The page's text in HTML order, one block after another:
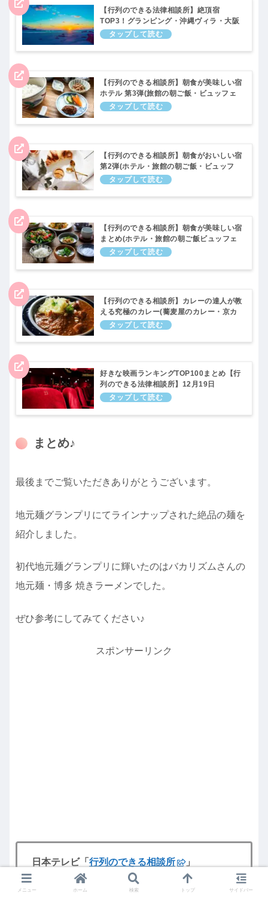
【行列のできる法律相談所】絶頂宿
TOP3！グランピング・沖縄ヴィラ・大阪
ホテル！一度は泊まりたい宿まとめ。11
【行列のできる相談所】朝食が美味しい宿
ホテル 第3弾(旅館の朝ご飯・ビュッフェ
など)10月9日
【行列のできる相談所】朝食がおいしい宿
第2弾(ホテル・旅館の朝ご飯・ビュッフ
ェ)8月7日
【行列のできる相談所】朝食が美味しい宿
まとめ(ホテル・旅館の朝ご飯ビュッフェ
など)5月29日
【行列のできる相談所】カレーの達人が教
える究極のカレー(蕎麦屋のカレー・京カ
レー・鴨出汁・薬膳など)11月6日
好きな映画ランキングTOP100まとめ【行
列のできる法律相談所】12月19日
まとめ♪
最後までご覧いただきありがとうございます。
地元麺グランプリにてラインナップされた絶品の麺を
紹介しました。
初代地元麺グランプリに輝いたのはバカリズムさんの
地元麺・博多 焼きラーメンでした。
ぜひ参考にしてみてください♪
スポンサーリンク
日本テレビ「 行列のできる相談所
」
毎週日曜日（よる9:00〜9:54）
メニュー ホーム 検索 トップ サイドバー